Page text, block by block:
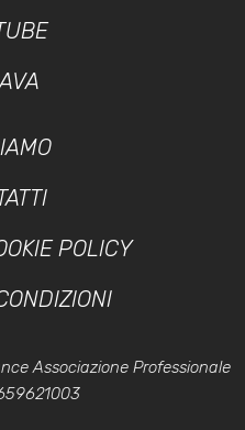
POLICY
Associazione Professionale